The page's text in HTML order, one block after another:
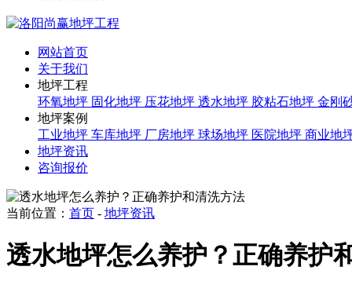
网站首页
关于我们
地坪工程
环氧地坪 固化地坪 压花地坪 透水地坪 胶粘石地坪 金刚
地坪案例
工业地坪 车库地坪 厂房地坪 球场地坪 医院地坪 商业地
地坪资讯
咨询报价
当前位置： 首页 - 地坪资讯
透水地坪怎么养护？正确养护